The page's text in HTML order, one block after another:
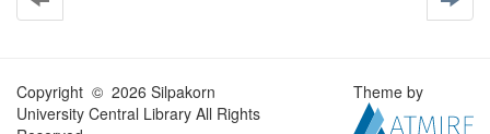
Copyright © 2026 Silpakorn
University Central Library All Rights
Theme by